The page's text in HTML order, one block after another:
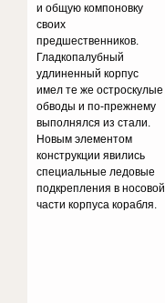
и общую компоновку
своих
предшественников.
Гладкопалубный
удлиненный корпус
имел те же остроскулые
обводы и по-прежнему
выполнялся из стали.
Новым элементом
конструкции явились
специальные ледовые
подкрепления в носовой
части корпуса корабля.